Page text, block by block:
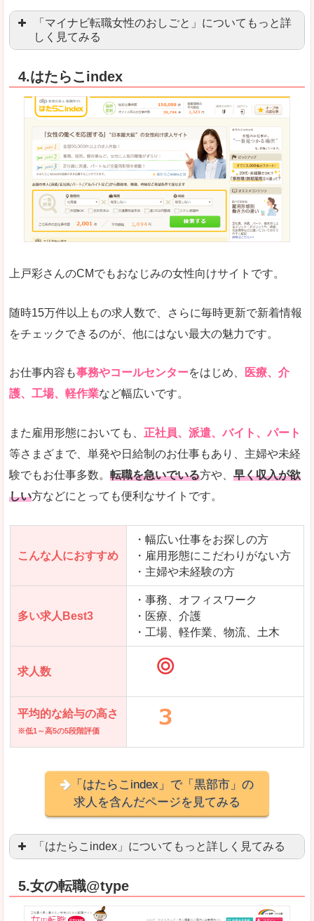
「マイナビ転職女性のおしごと」についてもっと詳
しく見てみる
良いところ
「自分のペースで働きたい」「キャリアアップ」
はじめての転職についてのお役立ち情報が満載で
悪いところ
求人の掲載が少し見づらい印象があります。求人
給与が見た目ですぐにわからないことが多いです
詳しい説明 サイト内の検索の人気ワードで英語や中国語など
人気度 普通のマイナビの方を使っている方が多く、女
さまざまな検索機能が充実しており、条件面やこ
ただし、求人情報が少し見づらいです。
「マイナビ転職女性のおしごと」で「黒部市」
の
求人を含んだページを見てみる
4.はたらこindex
上戸彩さんのCMでもおなじみの女性向けサイトです。
随時15万件以上もの求人数で、さらに毎時更新で新着情報
をチェックできるのが、他にはない最大の魅力です。
お仕事内容も事務やコールセンターをはじめ、
医療、介
護、工場、軽作業など幅広いです。
また雇用形態においても、 正社員、派遣、バイト、パート
等さまざまで、単発や日給制のお仕事もあり、主婦や未経
験でもお仕事多数。 転職を急いでいる方や、 早く収入が欲
しい方などにとっても便利なサイトです。
こんな人におすすめ
・幅広い仕事をお探しの方
・雇用形態にこだわりがない方
・主婦や未経験の方
多い求人Best3
・事務、オフィスワーク
・医療、介護
・工場、軽作業、物流、土木
求人数
平均的な給与の高さ
※低1～高5の5段階評価
「はたらこindex」で「黒部市」の
求人を含んだページを見てみる
「はたらこindex」についてもっと詳しく見てみる
良いところ
求人が毎時更新されます！（他社求人サイトは週
5.女の転職@type